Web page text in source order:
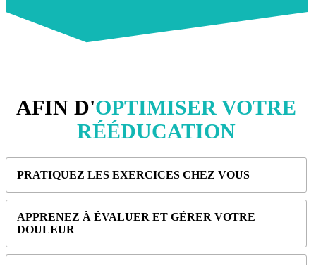
AFIN D'OPTIMISER VOTRE
RÉÉDUCATION
PRATIQUEZ LES EXERCICES CHEZ VOUS
APPRENEZ À ÉVALUER ET GÉRER VOTRE
DOULEUR